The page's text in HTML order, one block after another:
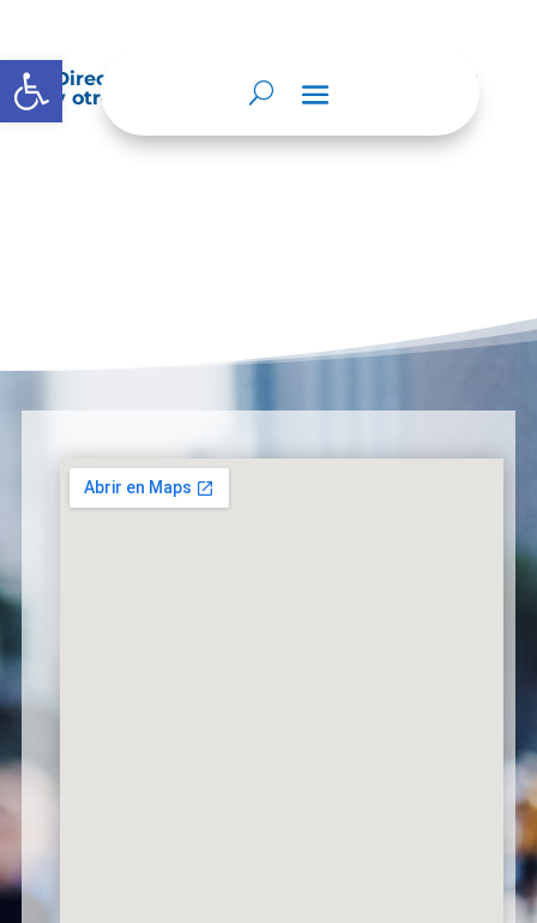
Abrir barra de herramientas
Directorio de agremiaciones, asociaciones
y otros grupos de interés